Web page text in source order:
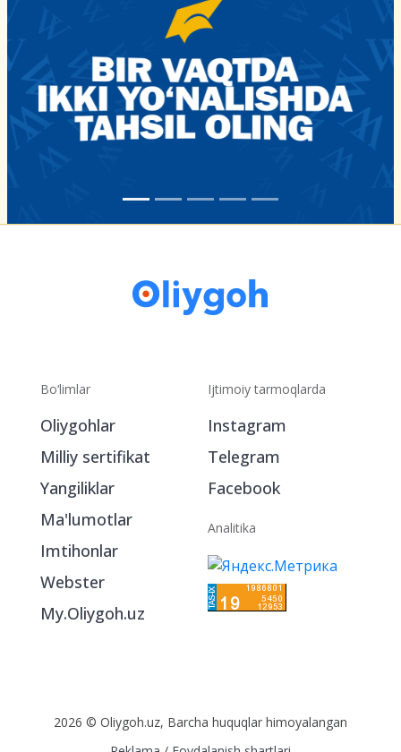
Bo‘limlar
Oliygohlar
Milliy sertifikat
Yangiliklar
Ma'lumotlar
Imtihonlar
Webster
My.Oliygoh.uz
Ijtimoiy tarmoqlarda
Instagram
Telegram
Facebook
Analitika
2026 © Oliygoh.uz, Barcha huquqlar himoyalangan